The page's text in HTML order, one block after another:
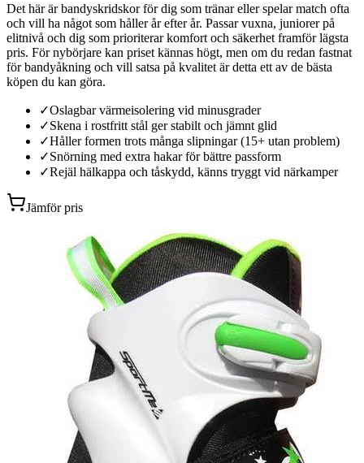
Det här är bandyskridskor för dig som tränar eller spelar match ofta
och vill ha något som håller år efter år. Passar vuxna, juniorer på
elitnivå och dig som prioriterar komfort och säkerhet framför lägsta
pris. För nybörjare kan priset kännas högt, men om du redan fastnat
för bandyåkning och vill satsa på kvalitet är detta ett av de bästa
köpen du kan göra.
✓Oslagbar värmeisolering vid minusgrader
✓Skena i rostfritt stål ger stabilt och jämnt glid
✓Håller formen trots många slipningar (15+ utan problem)
✓Snörning med extra hakar för bättre passform
✓Rejäl hälkappa och tåskydd, känns tryggt vid närkamper
Jämför pris